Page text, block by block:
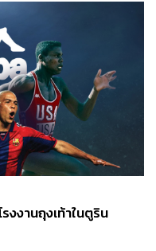
งานถุงเท้าในตูริน